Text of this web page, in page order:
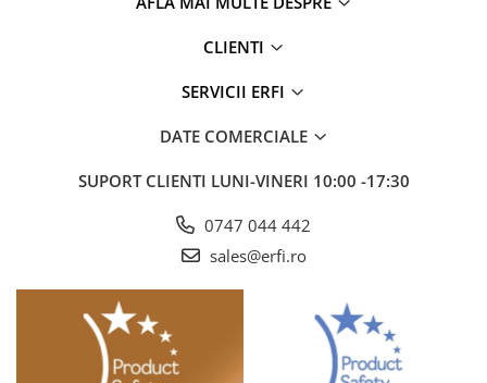
CLIENTI
SERVICII ERFI
DATE COMERCIALE
SUPORT CLIENTI LUNI-VINERI 10:00 -17:30
0747 044 442
sales@erfi.ro